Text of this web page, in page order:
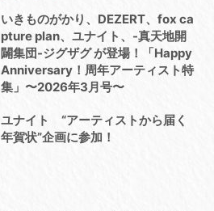
いきものがかり、DEZERT、fox ca
pture plan、ユナイト、-真天地開
闢集団-ジグザグ が登場！「Happy
Anniversary！周年アーティスト特
集」〜2026年3月号〜
ユナイト “アーティストから届く
年賀状”企画に参加！